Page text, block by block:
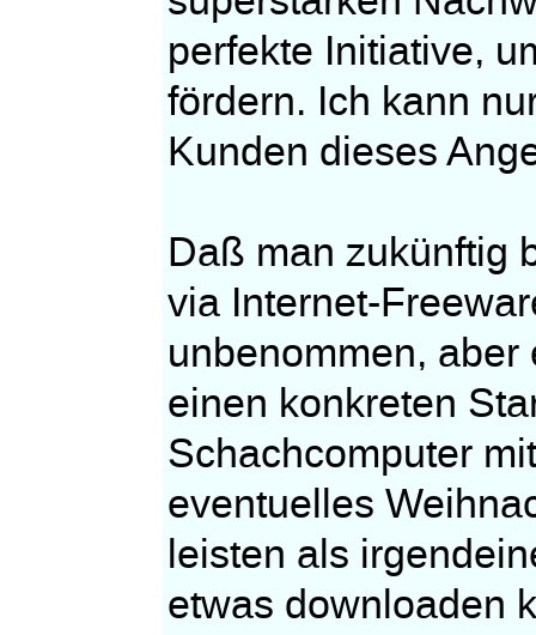
perfekte Initiative,
fördern. Ich kann
Kunden dieses
Daß man zukünftig
via Internet-
unbenommen,
einen konkreten
Schachcomputer
eventuelles
leisten als
etwas downloaden